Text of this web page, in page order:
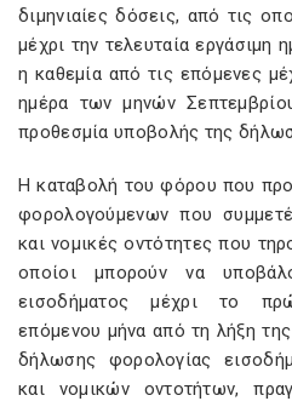
διμηνιαίες δόσεις, από τις
μέχρι την τελευταία εργάσιμη
η καθεμία από τις επόμενες
ημέρα των μηνών
προθεσμία υποβολής της
Η καταβολή του φόρου που
φορολογούμενων που
και νομικές οντότητες που
οποίοι μπορούν να
εισοδήματος μέχρι το
επόμενου μήνα από τη λήξη
δήλωσης φορολογίας
και νομικών οντοτήτων,